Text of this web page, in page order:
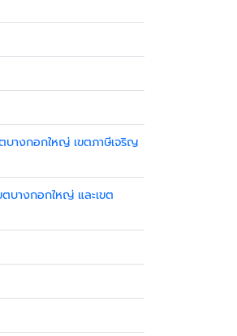
บางกอกใหญ่ เขตภาษีเจริญ
บางกอกใหญ่ และเขต